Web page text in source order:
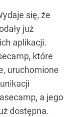
się, że
już
aplikacji.
które
uruchomione
a jego
dostępna.